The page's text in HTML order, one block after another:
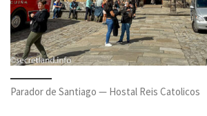
Parador de Santiago — Hostal Reis Catolicos